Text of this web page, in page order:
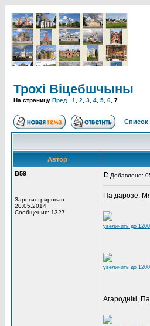
Трохі Віцебшчыны
На страницу Пред. 1 2 3 4 5 6 7
Список
Автор
В59
Зарегистрирован:
20.05.2014
Сообщения: 1327
Добавлено:
Па дарозе.
увеличить до
увеличить до
Агароднікі,